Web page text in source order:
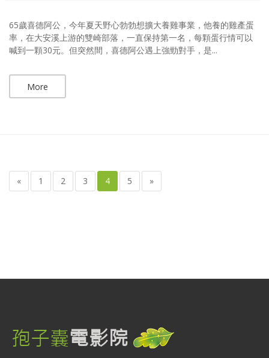
65歲喜德阿公，今年夏天野心勃勃想擴大養雞事業，他養的雞產蛋
率，在大安溪上游的雙崎部落，一直保持第一名，每顆蛋行情可以
喊到一顆30元。但突然間，喜德阿公遇上強勁對手，是...
More
« 1 2 3 4 5 »